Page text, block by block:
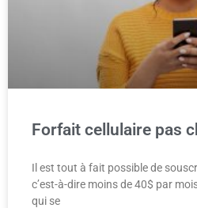
Forfait cellulaire pas
Il est tout à fait possible de
c’est-à-dire moins de 40$ par
qui se